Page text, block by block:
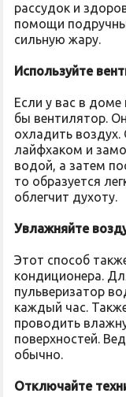
рассудок и
помощи
сильную жару.
Используйте
Если у вас в доме
бы вентилятор.
охладить воздух.
лайфхаком и
водой, а затем
то образуется
облегчит духоту.
Увлажняйте
Этот способ
кондиционера.
пульверизатор
каждый час.
проводить
поверхностей.
обычно.
Отключайте